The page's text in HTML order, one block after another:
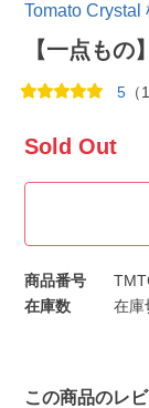
Tomato Crystal
【一点も
5 （
Sold Out
商品番号
在庫数
在庫
この商品のレ